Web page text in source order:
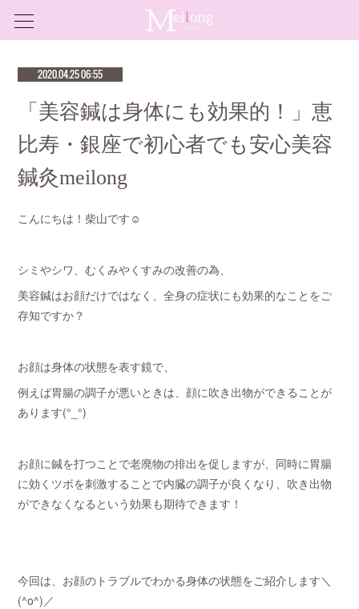
2020.04.25 06:55
「美容鍼は身体にも効果的！」恵
比寿・銀座で初心者でも安心美容
鍼灸meilong
こんにちは！柴山です☺︎
シミやシワ、むくみやくすみの改善の為、
美容鍼はお顔だけではなく、全身の症状にも効果的なことをご
存知ですか？
お顔は身体の状態を表す鏡で、
例えば胃腸の調子が悪いときは、顔に吹き出物ができることが
あります(°_°)
お顔に鍼を打つことで老廃物の排出を促しますが、同時に胃腸
に効くツボを刺激することで内臓の調子が良くなり、吹き出物
ができなくなるという効果も期待できます！
今回は、お顔のトラブルでわかる身体の状態をご紹介します＼
(^o^)／